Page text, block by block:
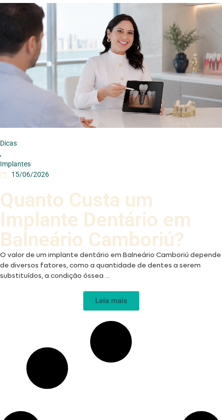
Dicas
,
Implantes
15/06/2026
Quanto Custa um
Implante Dentário em
Balneário Camboriú?
O valor de um implante dentário em Balneário Camboriú depende
de diversos fatores, como a quantidade de dentes a serem
substituídos, a condição óssea ...
Leia mais